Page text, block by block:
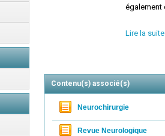
également
Un
Motricité
Lire la suite
Contenu(s) associé(s)
Neurochirurgie
Revue Neurologique